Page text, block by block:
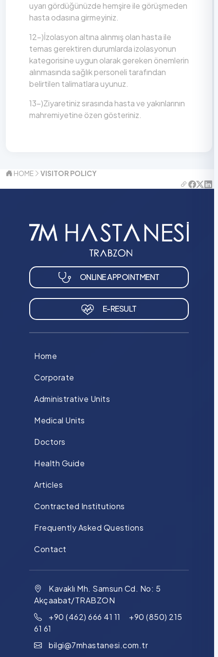
uyarı gördüğünüzde hemşire ile görüşmeden
hasta odasına girmeyiniz.
12-)İzolasyon altına alınmış olan hasta ile
temas gerektiren durumlarda izolasyonun
kategorisine uygun olarak gereken önemlerin
alınmasında sağlık personeli tarafından
belirtilen talimatlara uyunuz.
13-)Ziyaretiniz sırasında hasta ve yakınlarının
mahremiyetine özen gösteriniz.
HOME VISITOR POLICY
ONLINE APPOINTMENT
E-RESULT
Home
Corporate
Administrative Units
Medical Units
Doctors
Health Guide
Articles
Contracted Institutions
Frequently Asked Questions
Contact
Kavaklı Mh. Samsun Cd. No: 5
Akçaabat/TRABZON
+90 (462) 666 41 11 +90 (850) 215
61 61
bilgi@7mhastanesi.com.tr